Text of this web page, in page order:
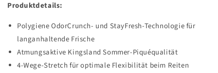
Produktdetails:
Polygiene OdorCrunch- und StayFresh-Technologie für
langanhaltende Frische
Atmungsaktive Kingsland Sommer-Piquéqualität
4-Wege-Stretch für optimale Flexibilität beim Reiten